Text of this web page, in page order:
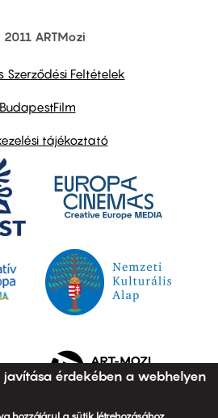
ARTMozi
Szerződési Feltételek
BudapestFilm
tájékoztató
javítása érdekében a webhelyen